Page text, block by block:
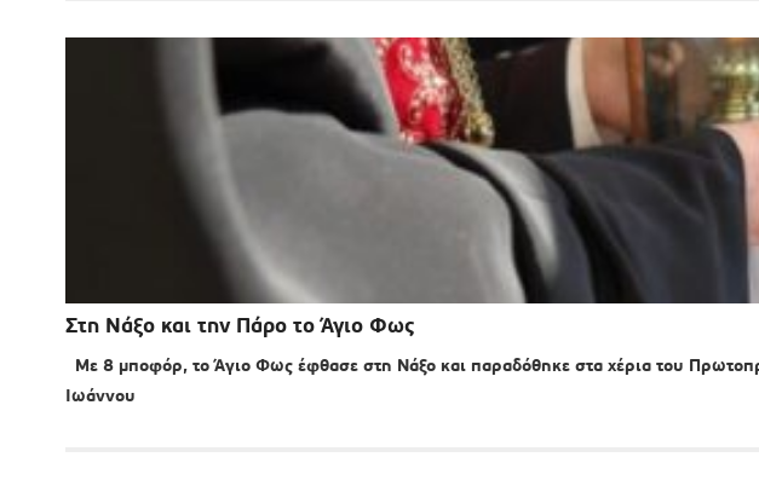
Στη Νάξο και την Πάρο το Άγιο Φως
Με 8 μποφόρ, το Άγιο Φως έφθασε στη Νάξο και παραδόθηκε στα χέρια του
Ιωάννου